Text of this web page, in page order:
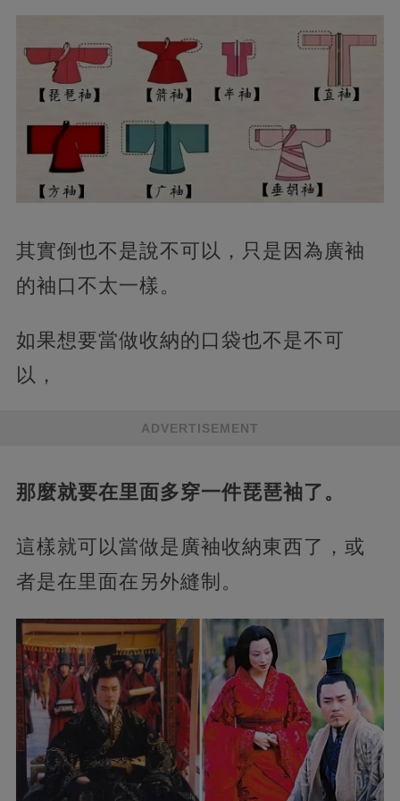
其實倒也不是說不可以，只是因為廣袖
的袖口不太一樣。
如果想要當做收納的口袋也不是不可
以，
ADVERTISEMENT
那麼就要在里面多穿一件琵琶袖了。
這樣就可以當做是廣袖收納東西了，或
者是在里面在另外縫制。